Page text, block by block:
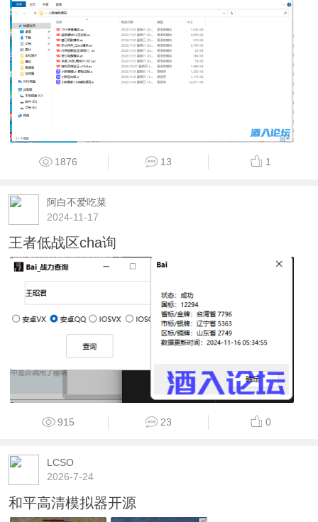
1876 13 1
阿白不爱吃菜
2024-11-17
王者低战区cha询
915 23 0
LCSO
2026-7-24
和平高清模拟器开源